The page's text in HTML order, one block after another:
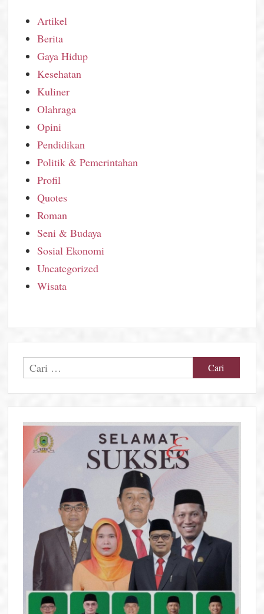
Artikel
Berita
Gaya Hidup
Kesehatan
Kuliner
Olahraga
Opini
Pendidikan
Politik & Pemerintahan
Profil
Quotes
Roman
Seni & Budaya
Sosial Ekonomi
Uncategorized
Wisata
Cari
untuk: